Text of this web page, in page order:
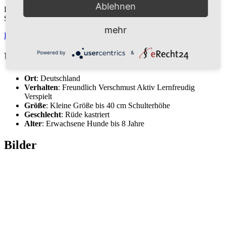
Linus ist stubenrein, geht super an der Leine und ist einfach nur ein
Sonnenschein ♥
Kontakt aufnehmen
Über „Linus“
Ort: Deutschland
Verhalten: Freundlich Verschmust Aktiv Lernfreudig
Verspielt
Größe: Kleine Größe bis 40 cm Schulterhöhe
Geschlecht: Rüde kastriert
Alter: Erwachsene Hunde bis 8 Jahre
Bilder
Ablehnen
mehr
Powered by &